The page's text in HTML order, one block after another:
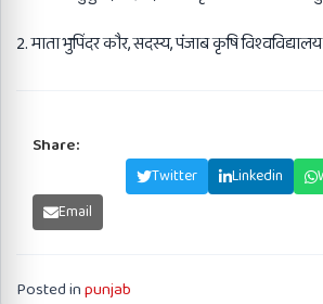
2. माता भुपिंदर कौर, सदस्य, पंजाब कृषि
Share:
Twitter Linkedin
Email
Posted inpunjab